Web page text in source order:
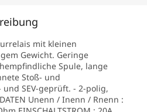
mit kleinen
Gewicht. Geringe
Spule, lange
Stoß- und
SEV-geprüft. - 2-polig,
Unenn / Inenn / Rnenn :